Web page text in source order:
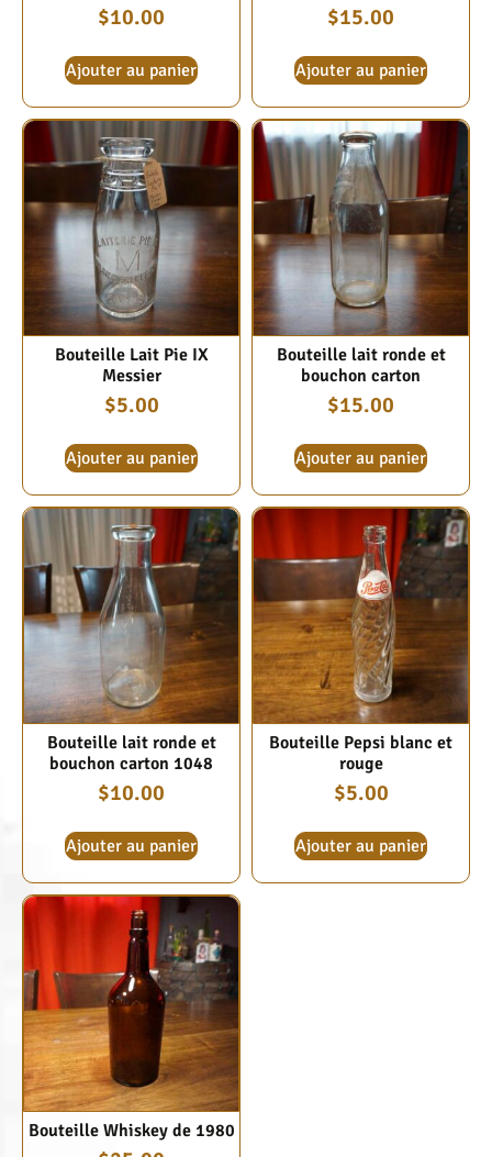
$10.00
Ajouter au panier
$15.00
Ajouter au panier
Bouteille Lait Pie IX
Messier
$5.00
Ajouter au panier
Bouteille lait ronde et
bouchon carton
$15.00
Ajouter au panier
Bouteille lait ronde et
bouchon carton 1048
$10.00
Ajouter au panier
Bouteille Pepsi blanc et
rouge
$5.00
Ajouter au panier
Bouteille Whiskey de 1980